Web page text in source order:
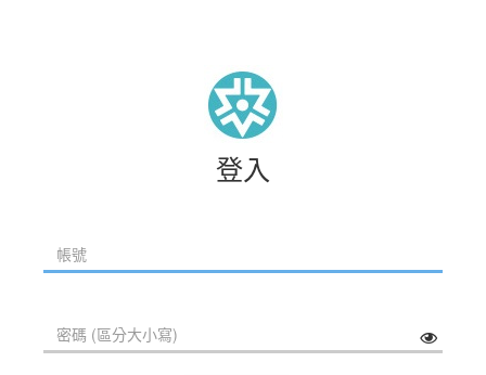
登入